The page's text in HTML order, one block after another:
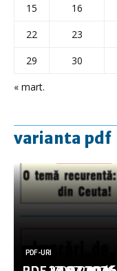
« mart.
15
16
22
23
29
30
varianta pdf
PDF-URI
PDF-URI
PDF-URI
PDF-URI
PDF-URI